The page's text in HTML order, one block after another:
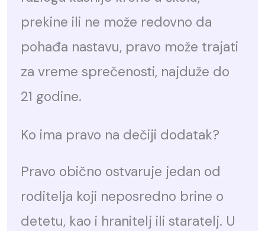
prekine ili ne može redovno da
pohađa nastavu, pravo može trajati
za vreme sprečenosti, najduže do
21 godine.
Ko ima pravo na dečiji dodatak?
Pravo obično ostvaruje jedan od
roditelja koji neposredno brine o
detetu, kao i hranitelj ili staratelj. U